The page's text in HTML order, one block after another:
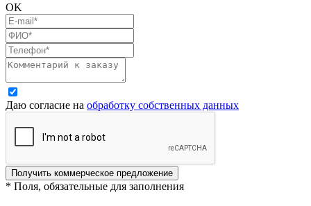
OK
Даю согласие на обработку собственных данных
Получить коммерческое предложение
* Поля, обязательные для заполнения